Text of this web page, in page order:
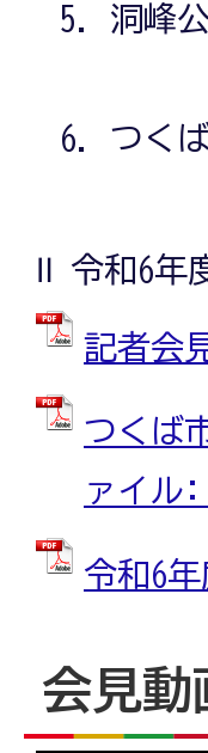
洞峰
つく
Ⅱ 令和6年
記者会
つくば
ァイル:
令和6
会見動